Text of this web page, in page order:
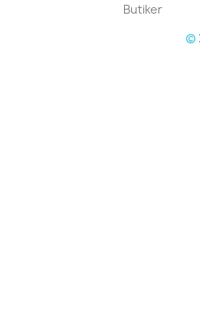
Butiker
©